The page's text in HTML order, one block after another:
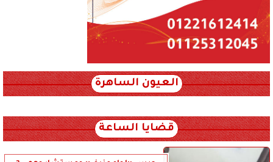
العيون الساهرة
قضايا الساعة